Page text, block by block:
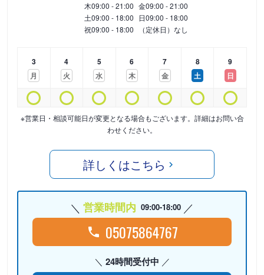
木09:00 - 21:00 金09:00 - 21:00
土09:00 - 18:00 日09:00 - 18:00
祝09:00 - 18:00 （定休日）なし
3
月
4
火
5
水
6
木
7
金
8
土
9
日
※営業日・相談可能日が変更となる場合もございます。詳細はお問い合
わせください。
詳しくはこちら
営業時間内 09:00-18:00
05075864767
24時間受付中